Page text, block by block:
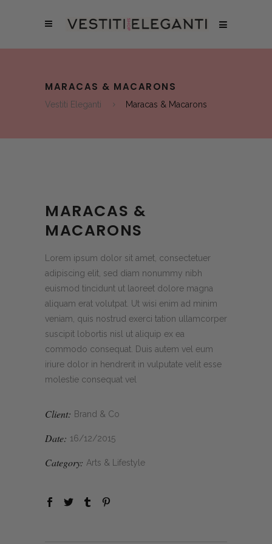
MARACAS & MACARONS
Vestiti Eleganti Maracas & Macarons
MARACAS &
MACARONS
Lorem ipsum dolor sit amet, consectetuer
adipiscing elit, sed diam nonummy nibh
euismod tincidunt ut laoreet dolore magna
aliquam erat volutpat. Ut wisi enim ad minim
veniam, quis nostrud exerci tation ullamcorper
suscipit lobortis nisl ut aliquip ex ea
commodo consequat. Duis autem vel eum
iriure dolor in hendrerit in vulputate velit esse
molestie consequat vel
Client: Brand & Co
Date: 16/12/2015
Category: Arts & Lifestyle